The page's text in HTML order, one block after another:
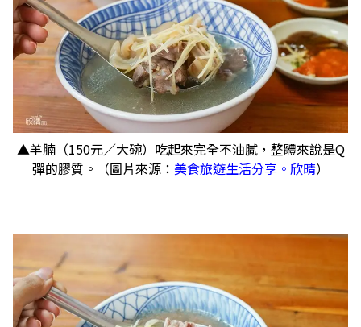
▲羊腩（150元／大碗）吃起來完全不油膩，整體來說是Q
彈的膠質。（圖片來源： 美食旅遊生活分享。欣晴）